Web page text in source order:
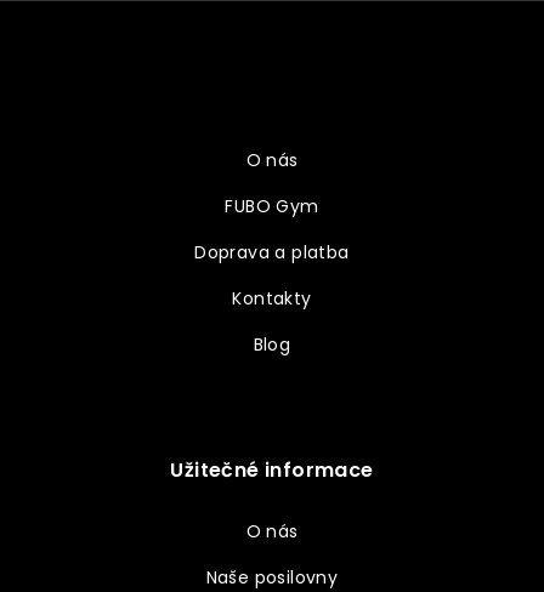
O nás
FUBO Gym
Doprava a platba
Kontakty
Blog
Užitečné informace
O nás
Naše posilovny